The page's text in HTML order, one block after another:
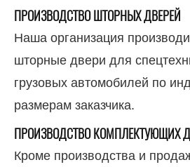
ПРОИЗВОДСТВО ШТОРНЫХ ДВЕРЕЙ
Наша организация
шторные двери для
грузовых автомобилей по
размерам заказчика.
ПРОИЗВОДСТВО КОМПЛЕКТУЮЩИХ
Кроме производства и